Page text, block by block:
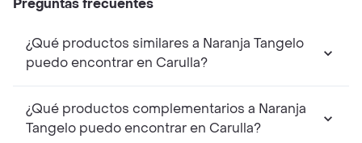
Preguntas frecuentes
¿Qué productos similares a Naranja Tangelo
puedo encontrar en Carulla?
¿Qué productos complementarios a Naranja
Tangelo puedo encontrar en Carulla?